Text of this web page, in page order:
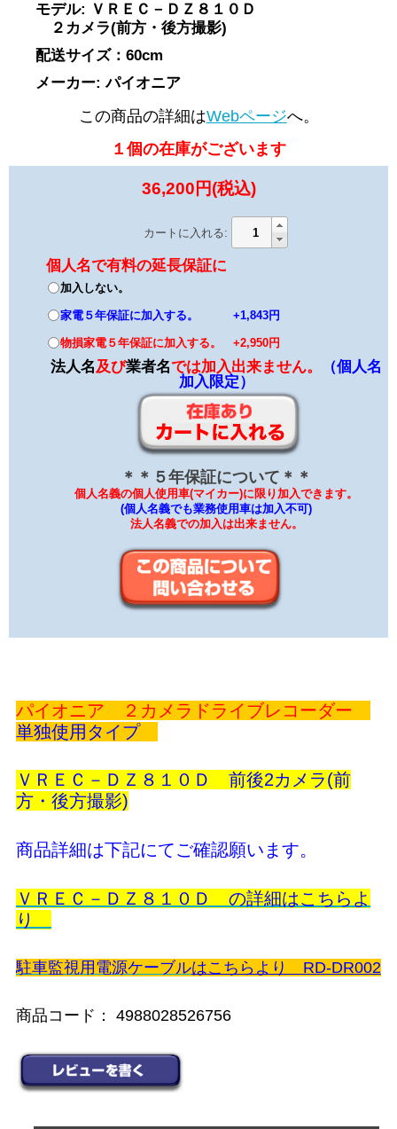
モデル: ＶＲＥＣ－ＤＺ８１０Ｄ
２カメラ(前方・後方撮影)
配送サイズ：60cm
メーカー: パイオニア
この商品の詳細はWebページへ。
１個の在庫がございます
36,200円(税込)
カートに入れる:
個人名で有料の延長保証に
加入しない。
家電５年保証に加入する。 +1,843円
物損家電５年保証に加入する。 +2,950円
法人名及び業者名では加入出来ません。
（個人名
加入限定）
＊＊５年保証について＊＊
個人名義の個人使用車(マイカー)に限り加入できます。
(個人名義でも業務使用車は加入不可)
法人名義での加入は出来ません。
パイオニア ２カメラドライブレコーダー
単独使用タイプ
ＶＲＥＣ－ＤＺ８１０Ｄ 前後2カメラ(前
方・後方撮影)
商品詳細は下記にてご確認願います。
ＶＲＥＣ－ＤＺ８１０Ｄ の詳細はこちらよ
り
駐車監視用電源ケーブルはこちらより RD-DR002
商品コード： 4988028526756